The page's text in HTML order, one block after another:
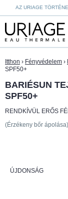
AZ URIAGE
Itthon › Fényvédelem ›
SPF50+
BARIÉSUN
SPF50+
RENDKÍVÜL ERŐS
(Érzékeny bőr ápolása)
ÚJDONSÁG